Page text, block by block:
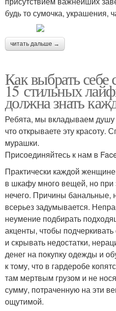
будь то сумочка, украшения,
читать дальше →
Как выбрать
15 стильных
должна знать
Ребята, мы вкладываем душу
что открываете эту красоту.
мурашки.
Присоединяйтесь к нам в
Практически каждой
в шкафу много вещей, но при
нечего. Причины банальные,
всерьез задумывается.
неумение подбирать
акценты, чтобы
и скрывать недостатки,
денег на покупку одежды и
к тому, что в гардеробе
там мертвым грузом и не
сумму, потраченную на эти
ощутимой.